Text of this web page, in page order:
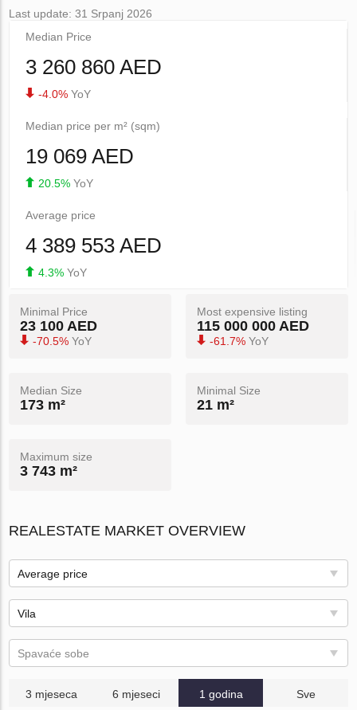
Last update: 31 Srpanj 2026
Median Price
3 260 860 AED
-4.0% YoY
Median price per m² (sqm)
19 069 AED
20.5% YoY
Average price
4 389 553 AED
4.3% YoY
Minimal Price
23 100 AED
-70.5% YoY
Most expensive listing
115 000 000 AED
-61.7% YoY
Median Size
173 m²
Minimal Size
21 m²
Maximum size
3 743 m²
REALESTATE MARKET OVERVIEW
Average price
Vila
Spavaće sobe
3 mjeseca 6 mjeseci 1 godina Sve